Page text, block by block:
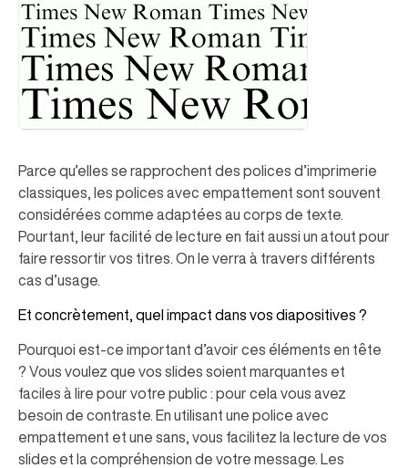
Parce qu’elles se rapprochent des polices d’imprimerie
classiques, les polices avec empattement sont souvent
considérées comme adaptées au corps de texte.
Pourtant, leur facilité de lecture en fait aussi un atout pour
faire ressortir vos titres. On le verra à travers différents
cas d’usage.
Et concrètement, quel impact dans vos diapositives ?
Pourquoi est-ce important d’avoir ces éléments en tête
? Vous voulez que vos slides soient marquantes et
faciles à lire pour votre public : pour cela vous avez
besoin de contraste. En utilisant une police avec
empattement et une sans, vous facilitez la lecture de vos
slides et la compréhension de votre message. Les